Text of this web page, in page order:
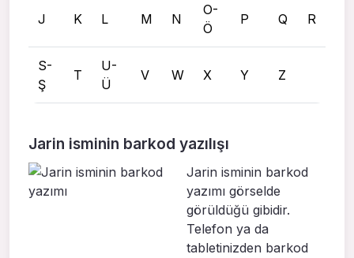
J K L M N
O-
Ö
P Q R
S-
Ş
T
U-
Ü
V W X Y Z
Jarin isminin barkod yazılışı
Jarin isminin barkod
yazımı görselde
görüldüğü gibidir.
Telefon ya da
tabletinizden barkod